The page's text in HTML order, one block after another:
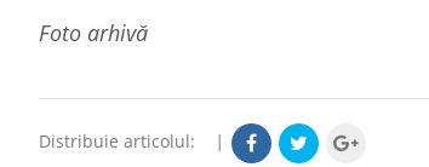
Foto arhivă
Distribuie articolul: |